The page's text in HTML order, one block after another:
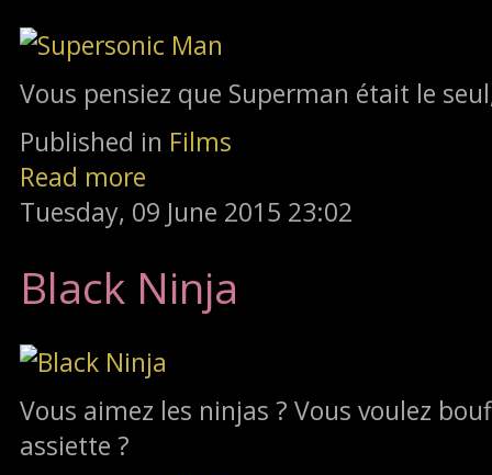
Vous pensiez que Superman était le
Published in Films
Read more
Tuesday, 09 June 2015 23:02
Black Ninja
Vous aimez les ninjas ? Vous voulez
assiette ?